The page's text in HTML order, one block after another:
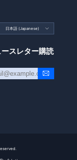
日本語 (Japanese) 
ースレター購読